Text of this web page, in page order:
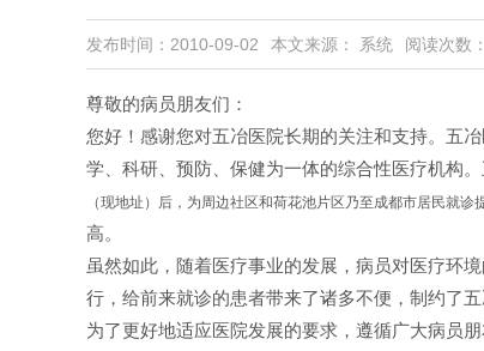
发布时间：2010-09-02 本文来源： 系统 阅读次数：
尊敬的病员朋友们：
您好！感谢您对五冶医院长期的关注和支持。五
学、科研、预防、保健为一体的综合性医疗机构
（现地址）后，为周边社区和荷花池片区乃至成都市居民就
高。
虽然如此，随着医疗事业的发展，病员对医疗环
行，给前来就诊的患者带来了诸多不便，制约了五
为了更好地适应医院发展的要求，遵循广大病员